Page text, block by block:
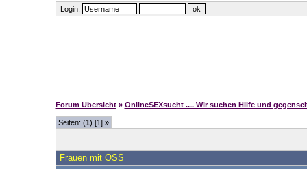
Login:
Forum Übersicht » OnlineSEXsucht .... Wir suchen Hilfe und
Seiten: (1) [1] »
Frauen mit OSS